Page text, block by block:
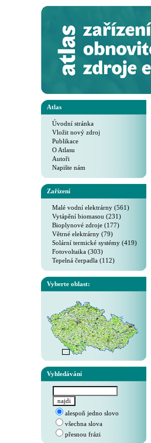
Atlas
Úvodní stránka
Vložit nový zdroj
Publikace
O Atlasu
Autoři
Napište nám
Zařízení
Malé vodní elektrárny (561)
Vytápění biomasou (231)
Bioplynové zdroje (177)
Větrné elektrárny (79)
Solární termické systémy (419)
Fotovoltaika (303)
Tepelná čerpadla (112)
Vyberte oblast:
Vyhledávání
alespoň jedno slovo
všechna slova
přesnou frázi